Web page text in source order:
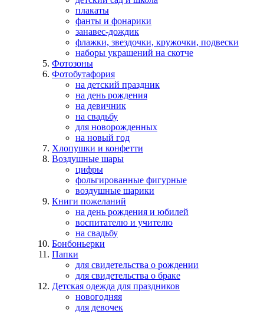
плакаты
фанты и фонарики
занавес-дождик
флажки, звездочки, кружочки, подвески
наборы украшений на скотче
Фотозоны
Фотобутафория
на детский праздник
на день рождения
на девичник
на свадьбу
для новорожденных
на новый год
Хлопушки и конфетти
Воздушные шары
цифры
фольгированные фигурные
воздушные шарики
Книги пожеланий
на день рождения и юбилей
воспитателю и учителю
на свадьбу
Бонбоньерки
Папки
для свидетельства о рождении
для свидетельства о браке
Детская одежда для праздников
новогодняя
для девочек